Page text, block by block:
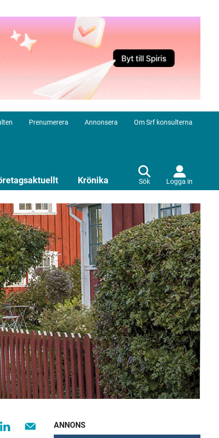
Prenumerera Annonsera Om Srf konsulterna
Krönika Sök Logga in
ANNONS